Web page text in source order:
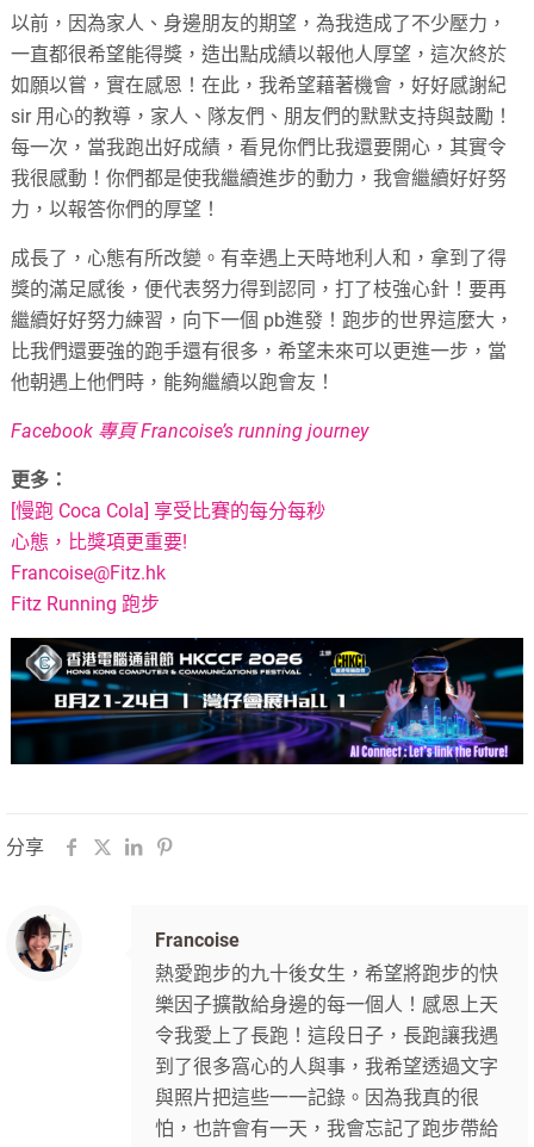
以前，因為家人、身邊朋友的期望，為我造成了不少壓力，
一直都很希望能得獎，造出點成績以報他人厚望，這次終於
如願以嘗，實在感恩！在此，我希望藉著機會，好好感謝紀
sir 用心的教導，家人、隊友們、朋友們的默默支持與鼓勵！
每一次，當我跑出好成績，看見你們比我還要開心，其實令
我很感動！你們都是使我繼續進步的動力，我會繼續好好努
力，以報答你們的厚望！
成長了，心態有所改變。有幸遇上天時地利人和，拿到了得
獎的滿足感後，便代表努力得到認同，打了枝強心針！要再
繼續好好努力練習，向下一個 pb進發！跑步的世界這麼大，
比我們還要強的跑手還有很多，希望未來可以更進一步，當
他朝遇上他們時，能夠繼續以跑會友！
Facebook 專頁 Francoise’s running journey
更多：
[慢跑 Coca Cola] 享受比賽的每分每秒
心態，比獎項更重要!
Francoise@Fitz.hk
Fitz Running 跑步
分享
Francoise
熱愛跑步的九十後女生，希望將跑步的快
樂因子擴散給身邊的每一個人！感恩上天
令我愛上了長跑！這段日子，長跑讓我遇
到了很多窩心的人與事，我希望透過文字
與照片把這些一一記錄。因為我真的很
怕，也許會有一天，我會忘記了跑步帶給